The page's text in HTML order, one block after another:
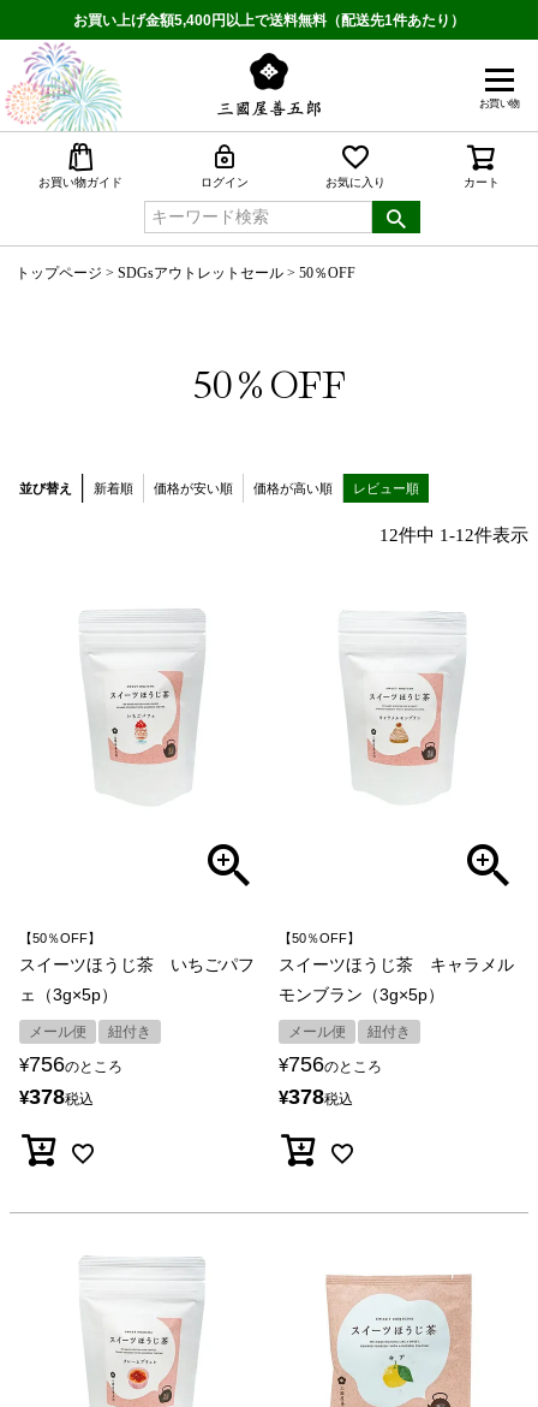
お買い上げ金額5,400円以上で送料無料（配送先1件あたり）
お買い物
お買い物ガイド ログイン お気に入り カート
トップページ SDGsアウトレットセール 50％OFF
50％OFF
並び替え 新着順 価格が安い順 価格が高い順 レビュー順
12件中 1-12件表示
【50％OFF】
スイーツほうじ茶 いちごパフ
ェ（3g×5p）
メール便 紐付き
¥756のところ
¥378税込
【50％OFF】
スイーツほうじ茶 キャラメル
モンブラン（3g×5p）
メール便 紐付き
¥756のところ
¥378税込